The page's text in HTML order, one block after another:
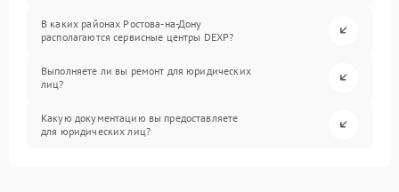
В каких районах Ростова-на-Дону
располагаются сервисные центры DEXP?
Выполняете ли вы ремонт для юридических
лиц?
Какую документацию вы предоставляете
для юридических лиц?